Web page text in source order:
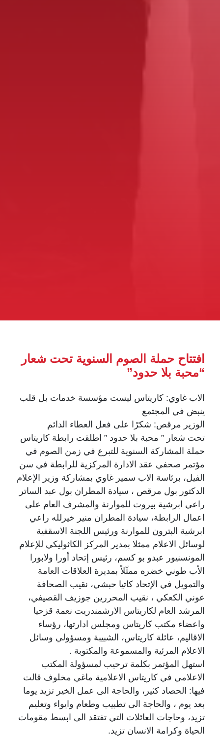
افتتاح حملة الصوم السنوية تحت شعار
“محبة بلا حدود”
الاب غاوي: كاريتاس ليست مؤسسة خدمات بل قلب
ينبض في المجتمع
الوزير مرقص: شكرًا على فعل العطاء الدائم
تحت شعار ” محبة بلا حدود ” اطلقت رابطة كاريتاس
حملة المشاركة السنوية للتبرع في زمن الصوم في
مؤتمر صحفي عقد الادارة المركزية للرابطة في سن
الفيل، برئاسة الاب سمير غاوي بمشاركة وزير الإعلام
الدكتور بول مرقص ، سيادة المطران بول عبد الساتر
راعي ابرشية بيروت للموارنة والمشرف العام على
اعمال الرابطة، سيادة المطران منير خيرلله راعي
ابرشية البترون للموارنة ورئيس اللجنة الاسقفية
لوسائل الاعلام ممثلا بمدير المركز الكاثوليكي للإعلام
المونسنيور عبدو بو كسم، رئيس إتحاد أورا ولابورا
الأب طوني خضره ممثّلاً بمديرة العلاقات العامة
والتمويل في الإتحاد كاتيا حبشي، نقيب الصحافة
عوني الكعكي ، نقيب المحررين جوزيف القصيفي،
المرشد العام لكاريتاس الارشمندريت نعمة قزحيا
واعضاء مكتب كاريتاس ومجلس ادارتها، رؤساء
الاقاليم، عائلة كاريتاس، الشبيبة ومسؤولي وسائل
الاعلام المرئية والمسموعة والمكتوبة .
استهل المؤتمر بكلمة ترحيب لمسؤولة المكتب
الاعلامي في كاريتاس الاعلامية ماغي مخلوف قالت
فيها: الحصاد كثير، والحاجة الى عمل الخير تزيد يوما
بعد يوم ، والحاجة الى تطبيب وطعام وايواء وتعليم
تزيد، وحاجات العائلات التي تفتقد الى ابسط مقومات
الحياة وكرامة الانسان تزيد.